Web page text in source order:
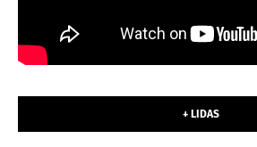
+ LIDAS